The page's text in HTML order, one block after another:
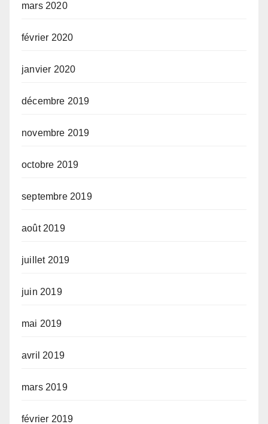
mars 2020
février 2020
janvier 2020
décembre 2019
novembre 2019
octobre 2019
septembre 2019
août 2019
juillet 2019
juin 2019
mai 2019
avril 2019
mars 2019
février 2019